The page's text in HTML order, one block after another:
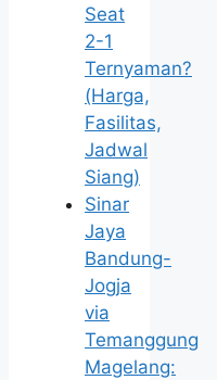
Seat
2-1
Ternyaman?
(Harga,
Fasilitas,
Jadwal
Siang)
Sinar
Jaya
Bandung-
Jogja
via
Temanggung
Magelang: